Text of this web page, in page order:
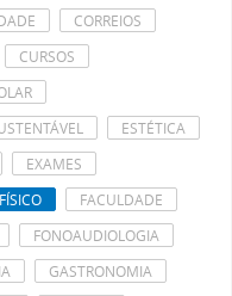
CORREIOS
CURSOS
ESTÉTICA
EXAMES
FACULDADE
FONOAUDIOLOGIA
GASTRONOMIA